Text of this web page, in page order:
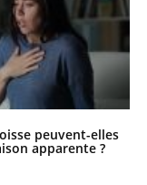
peuvent-elles
apparente ?